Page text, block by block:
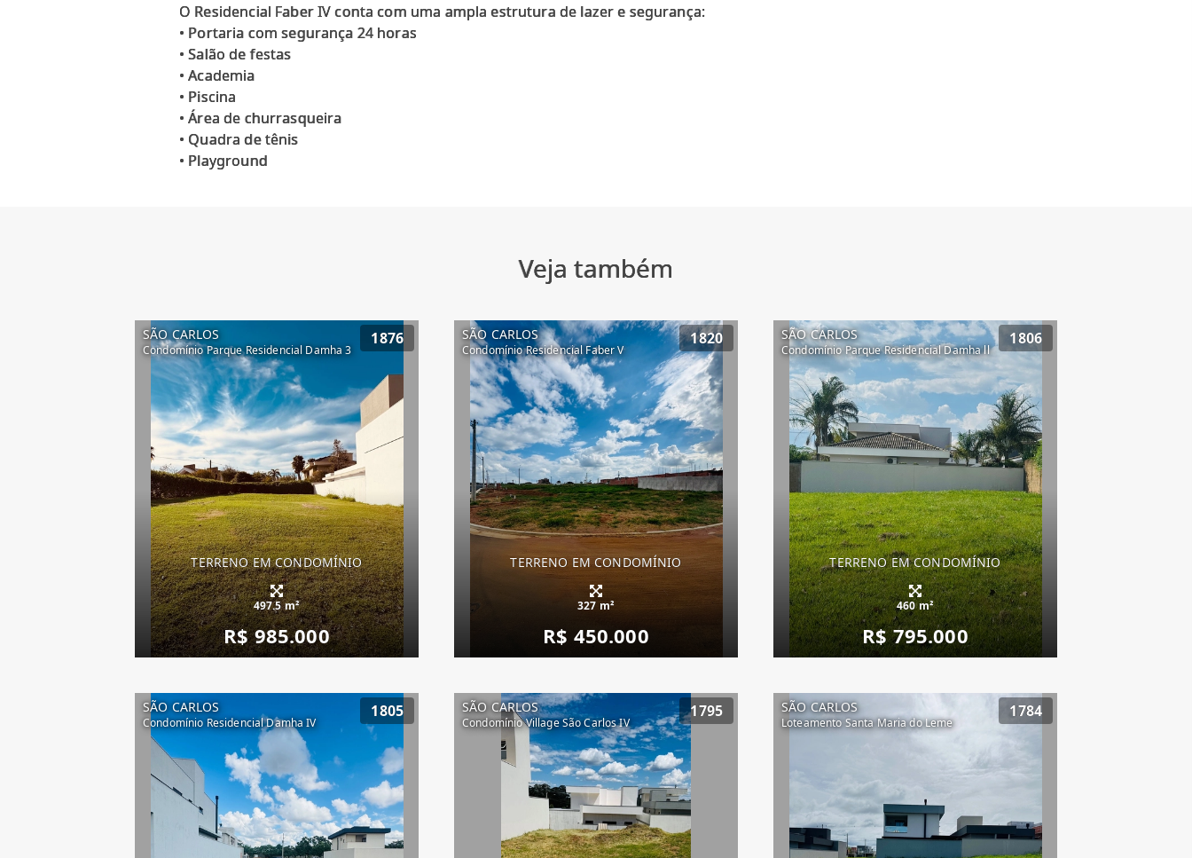
O Residencial Faber IV conta com uma ampla estrutura de lazer e segurança:
• Portaria com segurança 24 horas
• Salão de festas
• Academia
• Piscina
• Área de churrasqueira
• Quadra de tênis
Veja também
SÃO CARLOS
Condomínio Parque Residencial Damha 3
1876
TERRENO EM CONDOMÍNIO
497.5 m²
R$ 985.000
SÃO CARLOS
Condomínio Residencial Faber V
1820
TERRENO EM CONDOMÍNIO
327 m²
R$ 450.000
SÃO CARLOS
Condomínio Parque Residencial Damha ll
1806
TERRENO EM CONDOMÍNIO
460 m²
R$ 795.000
SÃO CARLOS
Condomínio Residencial Damha IV
1805 SÃO CARLOS
Condomínio Village São Carlos IV
1795 SÃO CARLOS
Loteamento Santa Maria do Leme
1784